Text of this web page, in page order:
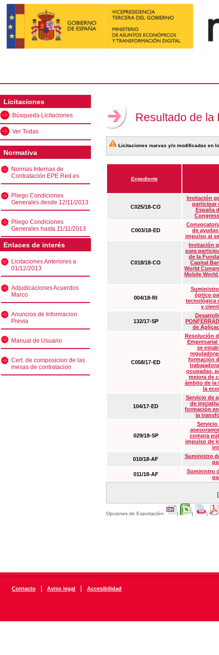
Licitaciones
Búsqueda Licitaciones
Ver Todas
Normativa
Normas Internas de
Contratación EPE Red.es
Pliego Condiciones
Generales desde 12/11/2013
Pliego Condiciones
Generales hasta 11/11/2013
Enlaces de interés
Licitaciones Anteriores a
01/12/2013
Adjudicaciones Acuerdos
Marco
Anuncios de Informacion
Previa
Manual de Usuario
Cert. de composicion de las
mesas de contratacion
Resultado de la
Licitaciones nuevas y/o modificadas en
Expediente
C025/18-CO
Invitación
participar
España
C003/18-ED
de
impulso al
C018/18-CO
Invitación
para
de la
Capital
World
Mobile
004/18-RI
óptico
tecnológica
y
132/17-SP
de
C058/17-ED
Resolución
Empresarial
se
formación
ocupadas,
mejora de
ámbito de la
la
104/17-ED
Servicio de
de
formación
la
029/18-SP
Servicio
compra
impulso de
010/18-AF
Suministro
011/18-AF
Suministro
Opciones de Exportación: | | |
Contacto | Aviso legal | Accesibilidad